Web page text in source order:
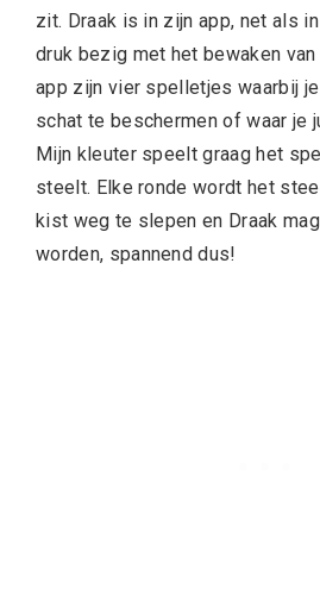
zit. Draak is in zijn app, net als in
druk bezig met het bewaken
app zijn vier spelletjes waarbij
schat te beschermen of waar je
Mijn kleuter speelt graag het
steelt. Elke ronde wordt het
kist weg te slepen en Draak
worden, spannend dus!